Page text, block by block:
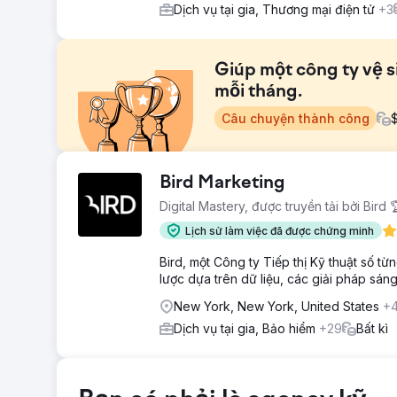
Dịch vụ tại gia, Thương mại điện tử +3
Giúp một công ty vệ
mỗi tháng.
Câu chuyện thành công $
Thử thách
Một công ty vệ sinh ở thành phố New York đã chi
cuộc gọi. Khi có những khoản chi phí lớn, họ phải
đang tìm kiếm một đội ngũ marketing có thể giúp họ
Chúng tôi đã tối ưu hóa hoàn toàn trang web và hồ
hợp trong thị trường của họ, những từ khóa có ý định
và các chiến thuật SEO ngoài trang đã gửi tín hiệu rõ
nào nên được xếp hạng cao hơn, và chúng tôi bắt
Bird Marketing
Digital Mastery, được truyền tải bởi Bird
Lịch sử làm việc đã được chứng minh
Bird, một Công ty Tiếp thị Kỹ thuật số
lược dựa trên dữ liệu, các giải pháp
New York, New York, United States
Dịch vụ tại gia, Bảo hiểm +29 Bất kì